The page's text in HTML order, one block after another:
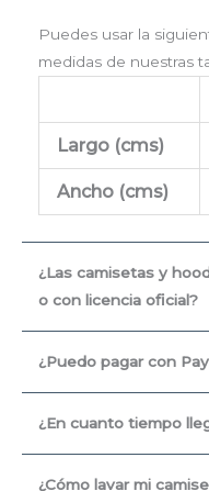
Puedes usar la
medidas de nuestras
Largo (cms)
Ancho (cms)
¿Las camisetas y
o con licencia oficial?
¿Puedo pagar con
¿En cuanto tiempo
¿Cómo lavar mi